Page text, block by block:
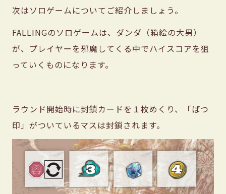
次はソロゲームについてご紹介しましょう。
FALLINGのソロゲームは、ダンダ（箱絵の大男）
が、プレイヤーを邪魔してくる中でハイスコアを狙
っていくものになります。
ラウンド開始時に封鎖カードを１枚めくり、「ばつ
印」がついているマスは封鎖されます。